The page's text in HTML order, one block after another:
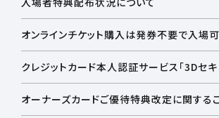
■モアナと伝説の海
特典：『モアナと伝説の海』『トイ・ストーリー5
■映画ちいかわ 人魚の島のひみつ
特典：チャームミニフィギュア(ランダム全8種)
オンラインチケット購入は発券不要で入場可
クレジットカード本人認証サービス「3Dセ
オーナーズカードご優待特典改定に関する